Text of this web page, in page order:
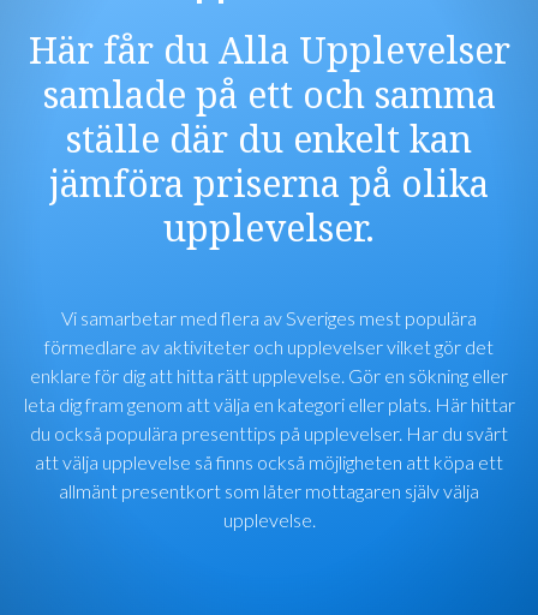
Här får du Alla Upplevelser
samlade på ett och samma
ställe där du enkelt kan
jämföra priserna på olika
upplevelser.
Vi samarbetar med flera av Sveriges mest populära
förmedlare av aktiviteter och upplevelser vilket gör det
enklare för dig att hitta rätt upplevelse. Gör en sökning eller
leta dig fram genom att välja en kategori eller plats. Här hittar
du också populära presenttips på upplevelser. Har du svårt
att välja upplevelse så finns också möjligheten att köpa ett
allmänt presentkort som låter mottagaren själv välja
upplevelse.